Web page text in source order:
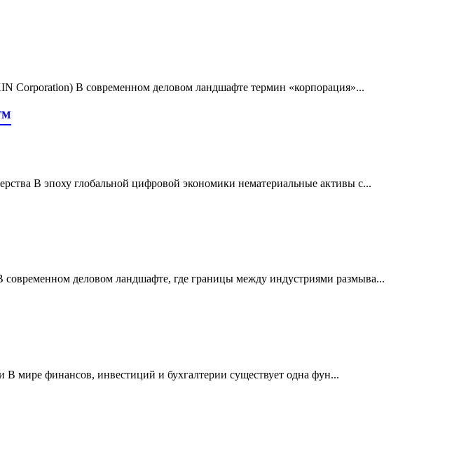
Corporation) В современном деловом ландшафте термин «корпорация»...
В эпоху глобальной цифровой экономики нематериальные активы с...
деловом ландшафте, где границы между индустриями размыва...
мире финансов, инвестиций и бухгалтерии существует одна фун...